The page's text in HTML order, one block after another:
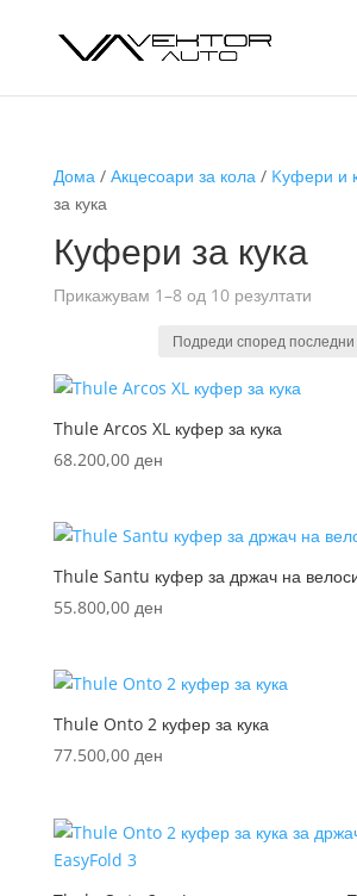
Дома/ Акцесоари за кола/ Kуфери и
за кука
Куфери за кука
Прикажувам 1–8 од 10 резултатиSorted
latest
Thule Arcos XL куфер за кука
68.200,00 ден
Thule Santu куфер за држач на
55.800,00 ден
Thule Onto 2 куфер за кука
77.500,00 ден